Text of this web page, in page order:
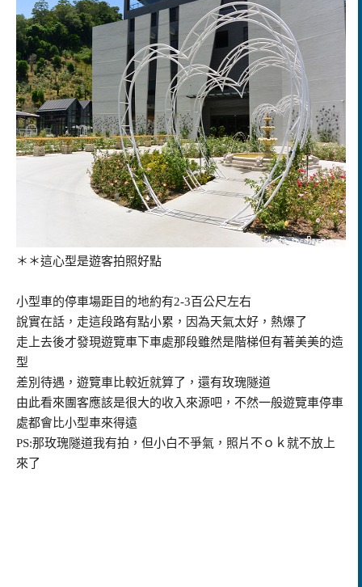
＊＊這心型是遊客拍照好點
小型車的停車場距目的地約有2-3百公尺左右
說實在話，走這段路有點小累，因為天氣太好，熱爆了
走上去後才發現遊覽車下車處那段雖然是階梯但有著美美的造
型
差別待遇，遊覽車比較近就算了，還有玫瑰隧道
由此看來團客應該是很大的收入來源吧，不然一般遊覽車停車
處都會比小型車來得遠
PS:那玫瑰隧道我有拍，但小白不爭氣，照片不ｏｋ就不放上
來了